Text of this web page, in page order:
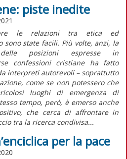
piste inedite
le relazioni tra etica ed
sono state facili. Più volte, anzi, la
posizioni espresse in
confessioni cristiane ha fatto
interpreti autorevoli – soprattutto
come se non potessero che
luoghi di emergenza di
tempo, però, è emerso anche
che cerca di affrontare in
tra la ricerca condivisa...
per la pace